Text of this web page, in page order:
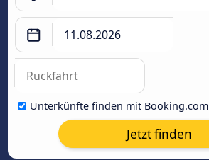
Unterkünfte finden mit Booking.com
Jetzt finden